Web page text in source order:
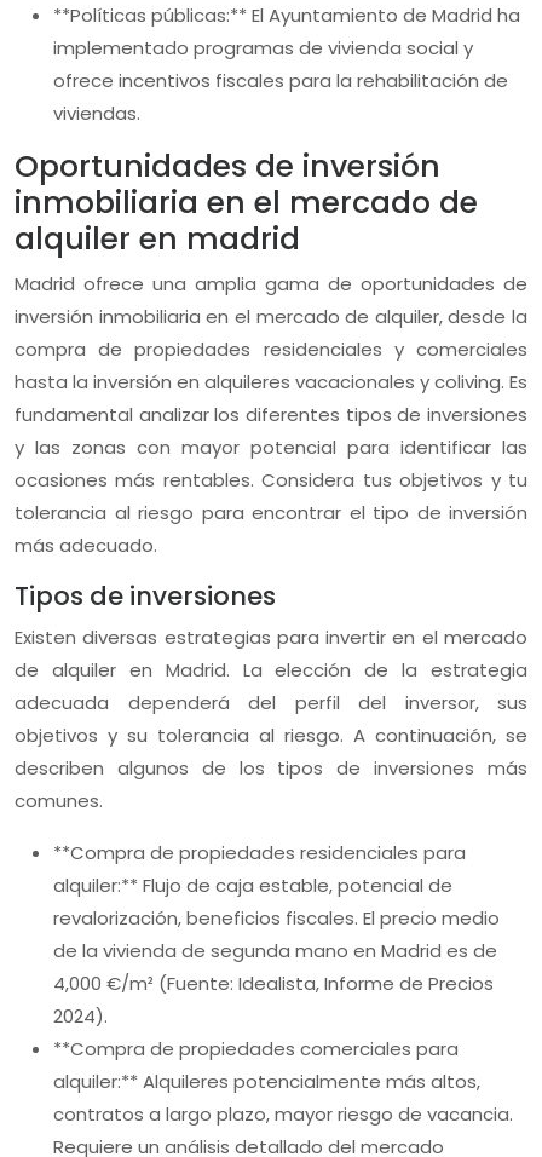
**Políticas públicas:** El Ayuntamiento de Madrid ha
implementado programas de vivienda social y
ofrece incentivos fiscales para la rehabilitación de
viviendas.
Oportunidades de inversión
inmobiliaria en el mercado de
alquiler en madrid
Madrid ofrece una amplia gama de oportunidades de
inversión inmobiliaria en el mercado de alquiler, desde la
compra de propiedades residenciales y comerciales
hasta la inversión en alquileres vacacionales y coliving. Es
fundamental analizar los diferentes tipos de inversiones
y las zonas con mayor potencial para identificar las
ocasiones más rentables. Considera tus objetivos y tu
tolerancia al riesgo para encontrar el tipo de inversión
más adecuado.
Tipos de inversiones
Existen diversas estrategias para invertir en el mercado
de alquiler en Madrid. La elección de la estrategia
adecuada dependerá del perfil del inversor, sus
objetivos y su tolerancia al riesgo. A continuación, se
describen algunos de los tipos de inversiones más
comunes.
**Compra de propiedades residenciales para
alquiler:** Flujo de caja estable, potencial de
revalorización, beneficios fiscales. El precio medio
de la vivienda de segunda mano en Madrid es de
4,000 €/m² (Fuente: Idealista, Informe de Precios
2024).
**Compra de propiedades comerciales para
alquiler:** Alquileres potencialmente más altos,
contratos a largo plazo, mayor riesgo de vacancia.
Requiere un análisis detallado del mercado